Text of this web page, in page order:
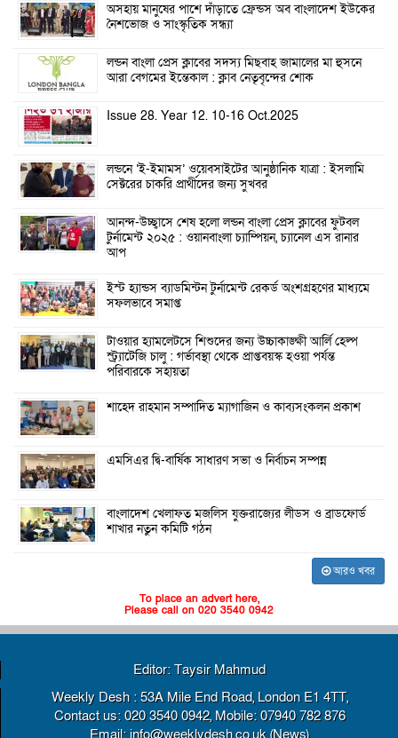
অসহায় মানুষের পাশে দাঁড়াতে ফ্রেন্ডস অব বাংলাদেশ ইউকের
নৈশভোজ ও সাংস্কৃতিক সন্ধ্যা
লন্ডন বাংলা প্রেস ক্লাবের সদস্য মিছবাহ জামালের মা হুসনে
আরা বেগমের ইন্তেকাল : ক্লাব নেতৃবৃন্দের শোক
Issue 28. Year 12. 10-16 Oct.2025
লন্ডনে ‘ই-ইমামস’ ওয়েবসাইটের আনুষ্ঠানিক যাত্রা : ইসলামি
সেক্টরের চাকরি প্রার্থীদের জন্য সুখবর
আনন্দ-উচ্ছ্বাসে শেষ হলো লন্ডন বাংলা প্রেস ক্লাবের ফুটবল
টুর্নামেন্ট ২০২৫ : ওয়ানবাংলা চ্যাম্পিয়ন, চ্যানেল এস রানার
আপ
ইস্ট হ্যান্ডস ব্যাডমিন্টন টুর্নামেন্ট রেকর্ড অংশগ্রহণের মাধ্যমে
সফলভাবে সমাপ্ত
টাওয়ার হ্যামলেটসে শিশুদের জন্য উচ্চাকাঙ্ক্ষী আর্লি হেল্প
স্ট্র্যাটেজি চালু : গর্ভাবস্থা থেকে প্রাপ্তবয়স্ক হওয়া পর্যন্ত
পরিবারকে সহায়তা
শাহেদ রাহমান সম্পাদিত ম্যাগাজিন ও কাব্যসংকলন প্রকাশ
এমসিএর দ্বি-বার্ষিক সাধারণ সভা ও নির্বাচন সম্পন্ন
বাংলাদেশ খেলাফত মজলিস যুক্তরাজ্যের লীডস ও ব্রাডফোর্ড
শাখার নতুন কমিটি গঠন
আরও খবর
To place an advert here,
Please call on 020 3540 0942
Editor: Taysir Mahmud
Weekly Desh : 53A Mile End Road, London E1 4TT,
Contact us: 020 3540 0942, Mobile: 07940 782 876
Email: info@weeklydesh.co.uk (News)